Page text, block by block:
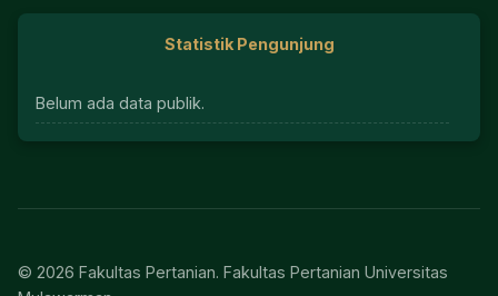
Statistik Pengunjung
Belum ada data publik.
© 2026 Fakultas Pertanian. Fakultas Pertanian Universitas